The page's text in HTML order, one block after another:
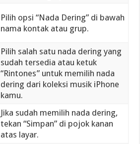
Pilih opsi “Nada Dering” di bawah
nama kontak atau grup.
Pilih salah satu nada dering yang
sudah tersedia atau ketuk
“Rintones” untuk memilih nada
dering dari koleksi musik iPhone
kamu.
Jika sudah memilih nada dering,
tekan “Simpan” di pojok kanan
atas layar.